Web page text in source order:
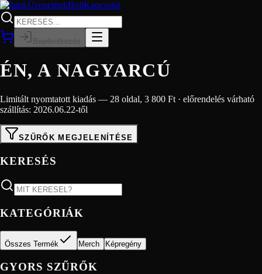
RólunkÜzenetünkBoltKapcsolat
Bejelentkezés
ÉN, A NAGYARCÚ
Limitált nyomtatott kiadás — 28 oldal, 3 800 Ft · előrendelés várható
szállítás: 2026.06.22-től
SZŰRŐK MEGJELENÍTÉSE
KERESÉS
KATEGÓRIÁK
Összes Termék Merch Képregény
GYORS SZŰRŐK